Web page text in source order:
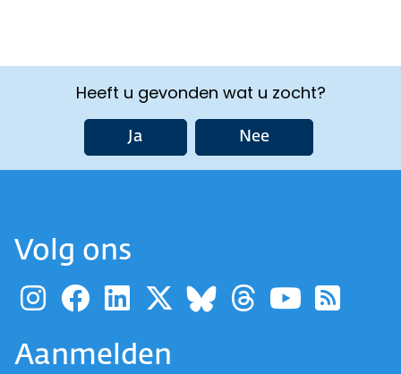
Heeft u gevonden wat u zocht?
Ja Nee
Volg ons
Ga naar de pagina van
Ga naar de pagina
Ga naar de
Ga naar de
Ga naar de
Ga naar
Ga
Aanmelden